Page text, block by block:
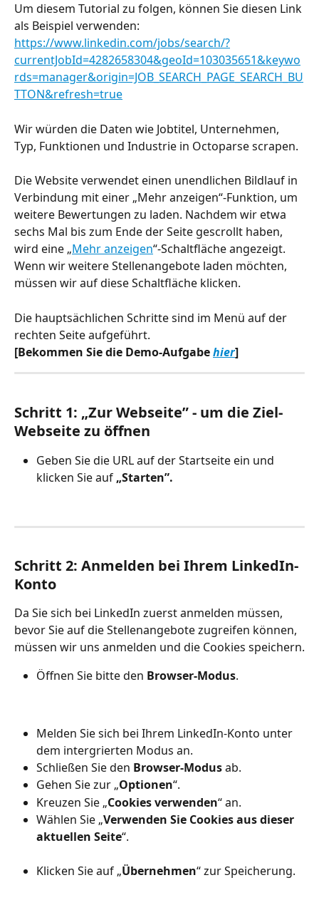
Um diesem Tutorial zu folgen, können Sie diesen Link
als Beispiel verwenden:
https://www.linkedin.com/jobs/search/?
currentJobId=4282658304&geoId=103035651&keywo
rds=manager&origin=JOB_SEARCH_PAGE_SEARCH_BU
TTON&refresh=true
Wir würden die Daten wie Jobtitel, Unternehmen,
Typ, Funktionen und Industrie in Octoparse scrapen.
Die Website verwendet einen unendlichen Bildlauf in
Verbindung mit einer „Mehr anzeigen“-Funktion, um
weitere Bewertungen zu laden. Nachdem wir etwa
sechs Mal bis zum Ende der Seite gescrollt haben,
wird eine „Mehr anzeigen“-Schaltfläche angezeigt.
Wenn wir weitere Stellenangebote laden möchten,
müssen wir auf diese Schaltfläche klicken.
Die hauptsächlichen Schritte sind im Menü auf der
rechten Seite aufgeführt.
[Bekommen Sie die Demo-Aufgabe hier]
Schritt 1: „Zur Webseite” - um die Ziel-
Webseite zu öffnen
Geben Sie die URL auf der Startseite ein und
klicken Sie auf „Starten”.
Schritt 2: Anmelden bei Ihrem LinkedIn-
Konto
Da Sie sich bei LinkedIn zuerst anmelden müssen,
bevor Sie auf die Stellenangebote zugreifen können,
müssen wir uns anmelden und die Cookies speichern.
Öffnen Sie bitte den Browser-Modus.
Melden Sie sich bei Ihrem LinkedIn-Konto unter
dem intergrierten Modus an.
Schließen Sie den Browser-Modus ab.
Gehen Sie zur „Optionen“.
Kreuzen Sie „Cookies verwenden“ an.
Wählen Sie „Verwenden Sie Cookies aus dieser
aktuellen Seite“.
Klicken Sie auf „Übernehmen“ zur Speicherung.